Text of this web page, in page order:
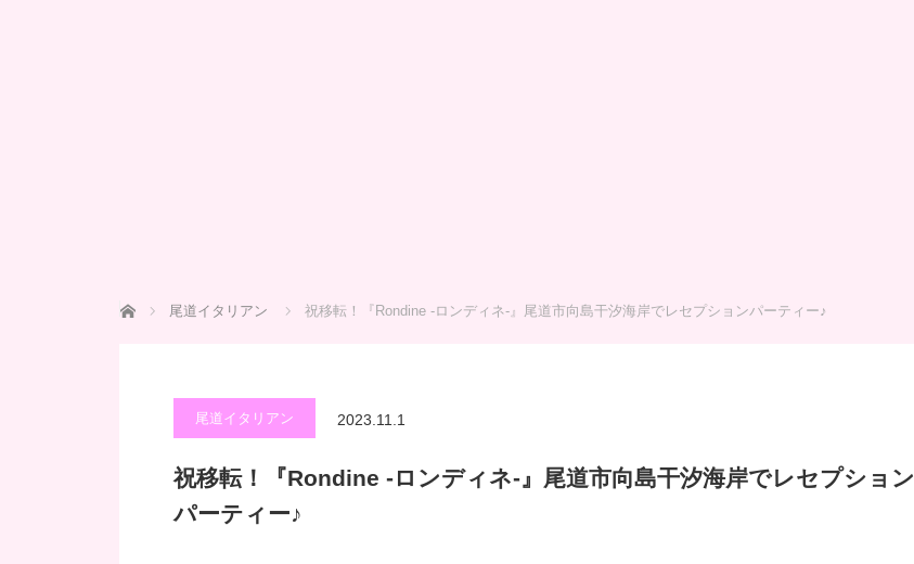
ホーム 尾道イタリアン 祝移転！『Rondine -ロンディネ-』尾道市向島干汐海岸でレセプションパーティー♪
尾道イタリアン 2023.11.1
祝移転！『Rondine -ロンディネ-』尾道市向島干汐海岸でレセプション
パーティー♪